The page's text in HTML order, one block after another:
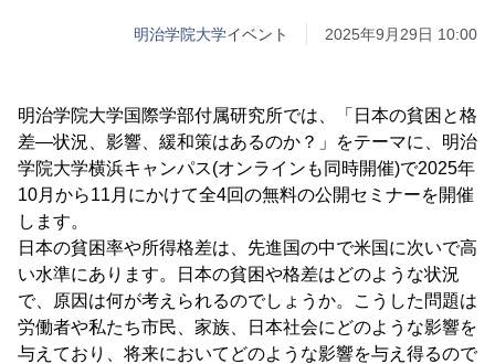
明治学院大学イベント 2025年9月29日 10:00
明治学院大学国際学部付属研究所では、「日本の貧困と格
差―状況、影響、緩和策はあるのか？」をテーマに、明治
学院大学横浜キャンパス(オンラインも同時開催)で2025年
10月から11月にかけて全4回の無料の公開セミナーを開催
します。
日本の貧困率や所得格差は、先進国の中で米国に次いで高
い水準にあります。日本の貧困や格差はどのような状況
で、原因は何が考えられるのでしょうか。こうした問題は
労働者や私たち市民、家族、日本社会にどのような影響を
与えており、将来においてどのような影響を与え得るので